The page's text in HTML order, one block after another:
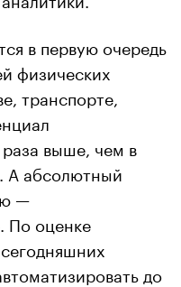
в первую очередь
физических
транспорте,
раза выше, чем в
А абсолютный
—
По оценке
до